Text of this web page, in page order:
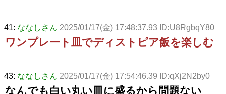
41: ななしさん 2025/01/17(金) 17:48:37.93 ID:U8RgbqY80
ワンプレート皿でディストピア飯を楽しむ
43: ななしさん 2025/01/17(金) 17:54:46.39 ID:qXj2N2by0
なんでも白い丸い皿に盛るから問題ない